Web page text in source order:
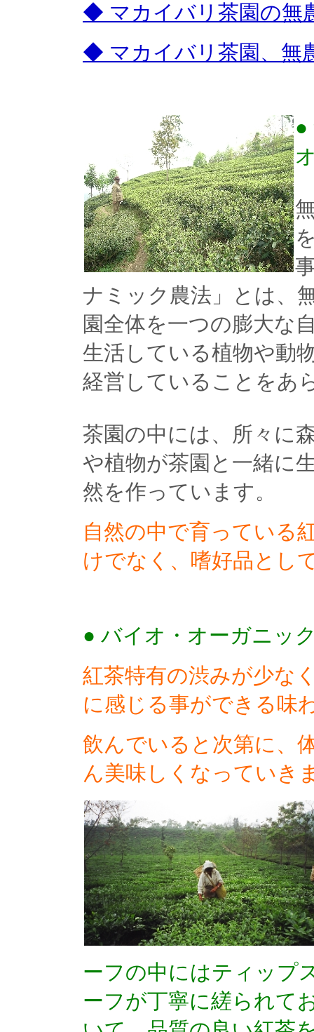
◆ マカイバリ茶園の無
◆ マカイバリ茶園、無
●
ナミック農法」とは、
園全体を一つの膨大な
生活している植物や動
経営していることをあ
茶園の中には、所々に
や植物が茶園と一緒に
然を作っています。
自然の中で育っている
けでなく、嗜好品と
● バイオ・オーガニッ
紅茶特有の渋みが少な
に感じる事ができる味
飲んでいると次第に、
ん美味しくなっていき
ーフの中にはティップ
ーフが丁寧に縒られて